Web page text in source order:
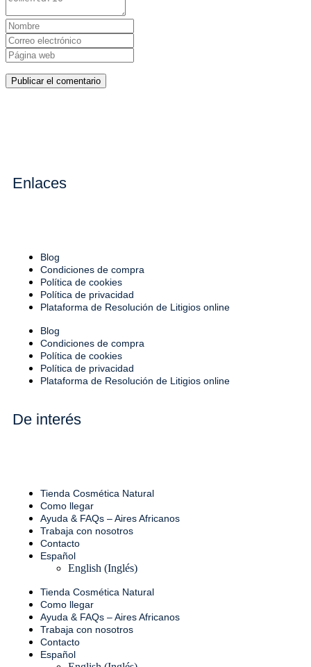
Enlaces
Blog
Condiciones de compra
Política de cookies
Política de privacidad
Plataforma de Resolución de Litigios online
Blog
Condiciones de compra
Política de cookies
Política de privacidad
Plataforma de Resolución de Litigios online
De interés
Tienda Cosmética Natural
Como llegar
Ayuda & FAQs – Aires Africanos
Trabaja con nosotros
Contacto
Español
English (Inglés)
Tienda Cosmética Natural
Como llegar
Ayuda & FAQs – Aires Africanos
Trabaja con nosotros
Contacto
Español